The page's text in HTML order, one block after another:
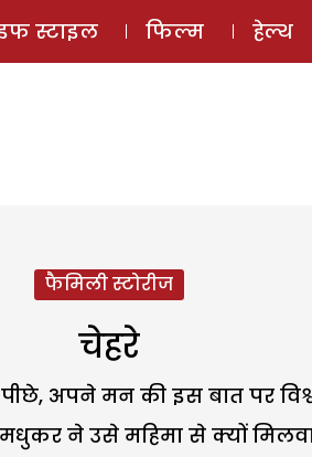
ई-मैगज़ीन
स्टाइल फिल्म हेल्थ
फैमिली स्टोरीज
चेहरे
अपने मन की इस बात पर
ने उसे महिमा से क्यों